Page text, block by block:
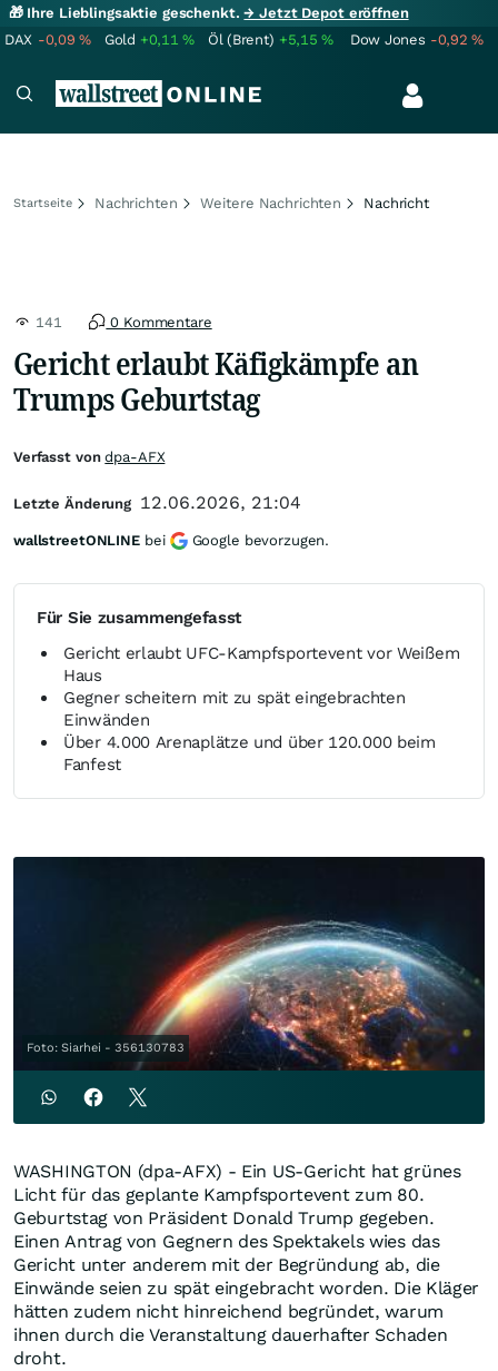
🎁 Ihre Lieblingsaktie geschenkt.→ Jetzt Depot eröffnen
DAX -0,09% Gold +0,11% Öl (Brent) +5,15% Dow Jones -0,92%
Startseite Nachrichten Weitere Nachrichten Nachricht
141 0 Kommentare
Gericht erlaubt Käfigkämpfe an
Trumps Geburtstag
Für Sie zusammengefasst
Gericht erlaubt UFC-Kampfsportevent vor Weißem
Haus
Gegner scheitern mit zu spät eingebrachten
Einwänden
Über 4.000 Arenaplätze und über 120.000 beim
Fanfest
Foto: Siarhei - 356130783
WASHINGTON (dpa-AFX) - Ein US-Gericht hat grünes
Licht für das geplante Kampfsportevent zum 80.
Geburtstag von Präsident Donald Trump gegeben.
Einen Antrag von Gegnern des Spektakels wies das
Gericht unter anderem mit der Begründung ab, die
Einwände seien zu spät eingebracht worden. Die Kläger
hätten zudem nicht hinreichend begründet, warum
ihnen durch die Veranstaltung dauerhafter Schaden
droht.
Verfasst vondpa-AFX
Letzte Änderung 12.06.2026, 21:04
wallstreetONLINE bei Google bevorzugen.